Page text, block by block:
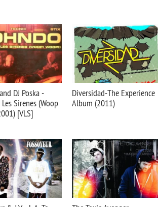
DJ Poska -
Sirenes (Woop
[VLS]
Diversidad-The Experience
Album (2011)